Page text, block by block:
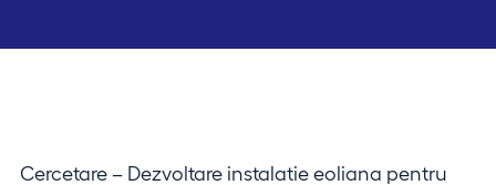
Cercetare – Dezvoltare instalatie eoliana pentru